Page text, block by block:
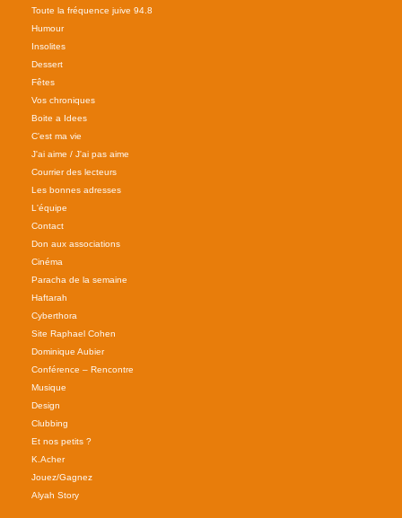
Toute la fréquence juive 94.8
Humour
Insolites
Dessert
Fêtes
Vos chroniques
Boite a Idees
C'est ma vie
J'ai aime / J'ai pas aime
Courrier des lecteurs
Les bonnes adresses
L'équipe
Contact
Don aux associations
Cinéma
Paracha de la semaine
Haftarah
Cyberthora
Site Raphael Cohen
Dominique Aubier
Conférence – Rencontre
Musique
Design
Clubbing
Et nos petits ?
K.Acher
Jouez/Gagnez
Alyah Story